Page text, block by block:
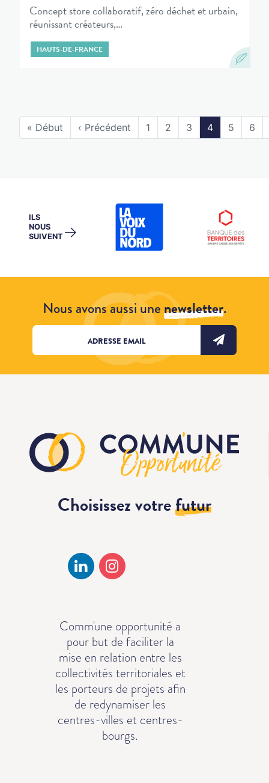
Concept store collaboratif, zéro déchet et urbain,
réunissant créateurs,…
HAUTS-DE-FRANCE
« Début ‹ Précédent 1 2 3 4 5 6
ILS
NOUS
SUIVENT →
Nous avons aussi unenewsletter.
Choisissez votrefutur
Comm'une opportunité a
pour but de faciliter la
mise en relation entre les
collectivités territoriales et
les porteurs de projets afin
de redynamiser les
centres-villes et centres-
bourgs.